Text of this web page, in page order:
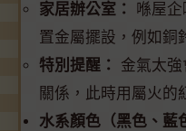
家居辦公室：
喺屋
置金屬擺設，例如銅
特別提醒：
金氣太
關係，此時用屬火的
水系顏色（黑色、藍